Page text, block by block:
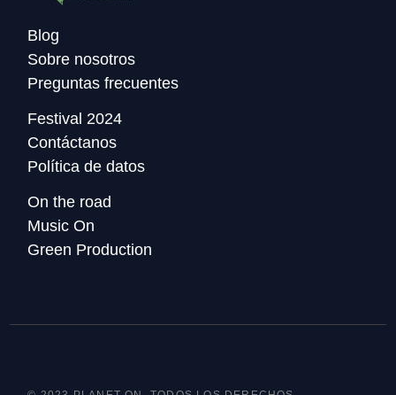
Blog
Sobre nosotros
Preguntas frecuentes
Festival 2024
Contáctanos
Política de datos
On the road
Music On
Green Production